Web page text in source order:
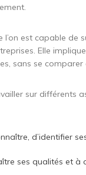
est capable de
Elle
sans se
sur différents
d’identifier
ses qualités et à